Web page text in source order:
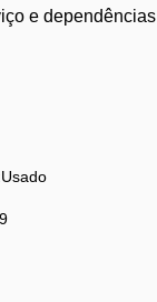
e dependências
Usado
9